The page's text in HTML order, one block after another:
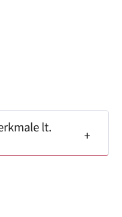
lt.